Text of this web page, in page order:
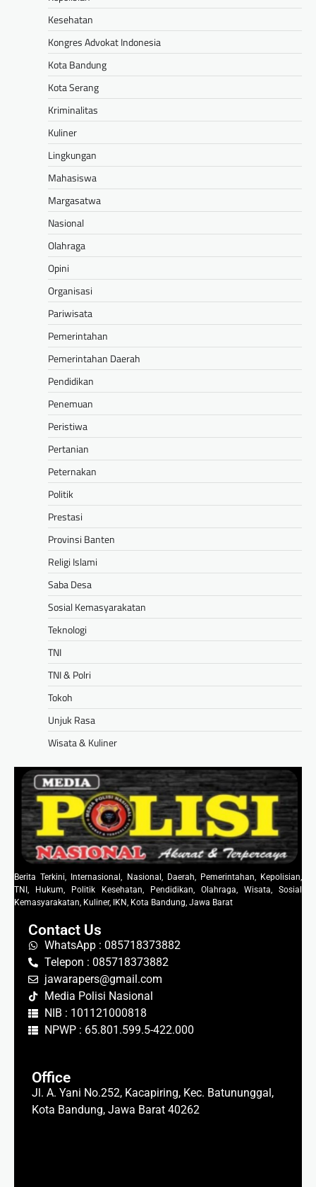
Kesehatan
Kongres Advokat Indonesia
Kota Bandung
Kota Serang
Kriminalitas
Kuliner
Lingkungan
Mahasiswa
Margasatwa
Nasional
Olahraga
Opini
Organisasi
Pariwisata
Pemerintahan
Pemerintahan Daerah
Pendidikan
Penemuan
Peristiwa
Pertanian
Peternakan
Politik
Prestasi
Provinsi Banten
Religi Islami
Saba Desa
Sosial Kemasyarakatan
Teknologi
TNI
TNI & Polri
Tokoh
Unjuk Rasa
Wisata & Kuliner
Berita Terkini, Internasional, Nasional, Daerah, Pemerintahan, Kepolisian,
TNI, Hukum, Politik Kesehatan, Pendidikan, Olahraga, Wisata, Sosial
Kemasyarakatan, Kuliner, IKN, Kota Bandung, Jawa Barat
Contact Us
WhatsApp : 085718373882
Telepon : 085718373882
jawarapers@gmail.com
Media Polisi Nasional
NIB : 101121000818
NPWP : 65.801.599.5-422.000
Office
Jl. A. Yani No.252, Kacapiring, Kec. Batununggal,
Kota Bandung, Jawa Barat 40262